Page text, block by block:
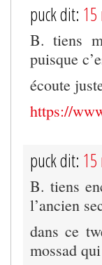
puck dit:
B. tiens
puisque
écoute
https://
puck dit:
B. tiens
l’ancien
dans ce
mossad